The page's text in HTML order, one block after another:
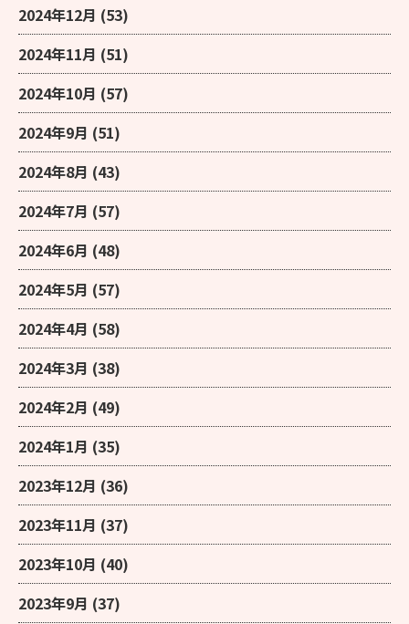
2024年12月 (53)
2024年11月 (51)
2024年10月 (57)
2024年9月 (51)
2024年8月 (43)
2024年7月 (57)
2024年6月 (48)
2024年5月 (57)
2024年4月 (58)
2024年3月 (38)
2024年2月 (49)
2024年1月 (35)
2023年12月 (36)
2023年11月 (37)
2023年10月 (40)
2023年9月 (37)